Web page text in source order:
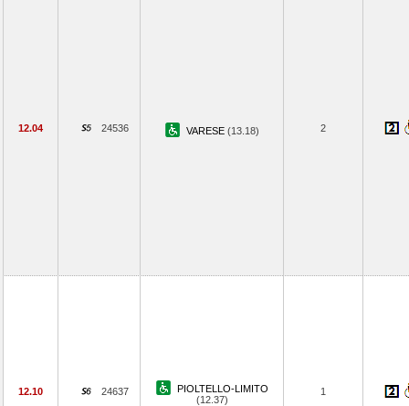
12.04 24536 VARESE (13.18) 2
12.10 24637
PIOLTELLO-LIMITO
(12.37)
1